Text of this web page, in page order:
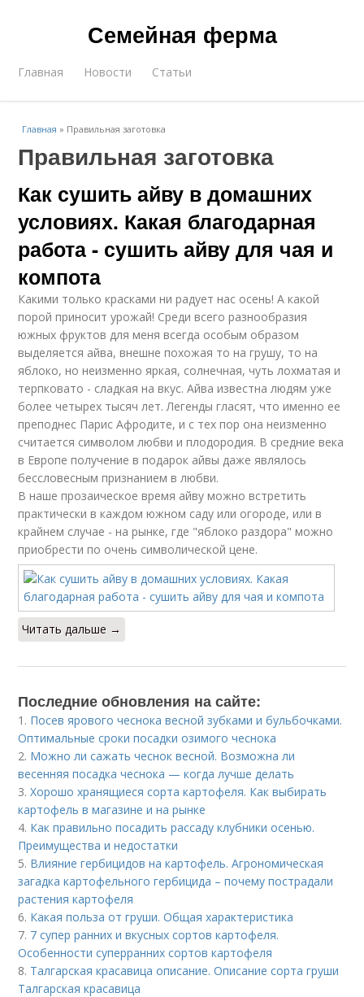
Семейная ферма
Главная Новости Статьи
Главная » Правильная заготовка
Правильная заготовка
Как сушить айву в домашних
условиях. Какая благодарная
работа - сушить айву для чая и
компота
Какими только красками ни радует нас осень! А какой
порой приносит урожай! Среди всего разнообразия
южных фруктов для меня всегда особым образом
выделяется айва, внешне похожая то на грушу, то на
яблоко, но неизменно яркая, солнечная, чуть лохматая и
терпковато - сладкая на вкус. Айва известна людям уже
более четырех тысяч лет. Легенды гласят, что именно ее
преподнес Парис Афродите, и с тех пор она неизменно
считается символом любви и плодородия. В средние века
в Европе получение в подарок айвы даже являлось
бессловесным признанием в любви.
В наше прозаическое время айву можно встретить
практически в каждом южном саду или огороде, или в
крайнем случае - на рынке, где "яблоко раздора" можно
приобрести по очень символической цене.
Читать дальше →
Последние обновления на сайте:
1. Посев ярового чеснока весной зубками и бульбочками.
Оптимальные сроки посадки озимого чеснока
2. Можно ли сажать чеснок весной. Возможна ли
весенняя посадка чеснока — когда лучше делать
3.Хорошо хранящиеся сорта картофеля. Как выбирать
картофель в магазине и на рынке
4. Как правильно посадить рассаду клубники осенью.
Преимущества и недостатки
5. Влияние гербицидов на картофель. Агрономическая
загадка картофельного гербицида – почему пострадали
растения картофеля
6. Какая польза от груши. Общая характеристика
7. 7 супер ранних и вкусных сортов картофеля.
Особенности суперранних сортов картофеля
8. Талгарская красавица описание. Описание сорта груши
Талгарская красавица